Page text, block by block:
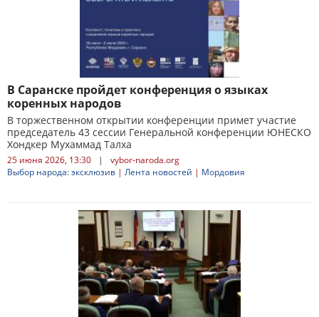
В Саранске пройдет конференция о языках
коренных народов
В торжественном открытии конференции примет участие
председатель 43 сессии Генеральной конференции ЮНЕСКО
Хондкер Мухаммад Талха
25 июня 2026, 13:30 |
vybor-naroda.org
Выбор народа: эксклюзив | Лента новостей | Мордовия